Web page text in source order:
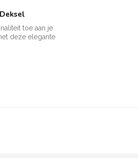
toe aan je
deze elegante